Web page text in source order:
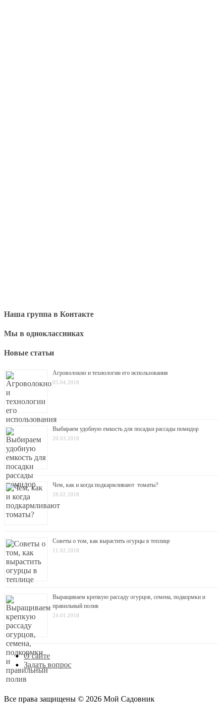
Наша группа в Контакте
Мы в одноклассниках
Новые статьи
Агроволокно и технологии его использования
05.04.2018
Выбираем удобную емкость для посадки рассады помидор
20.03.2018
Чем, как и когда подкармливают томаты?
28.02.2018
Советы о том, как вырастить огурцы в теплице
11.02.2018
Выращиваем крепкую рассаду огурцов, семена, подкормки и
правильный полив
24.01.2018
О сайте
Задать вопрос
Все права защищены © 2026 Мой Cадовник